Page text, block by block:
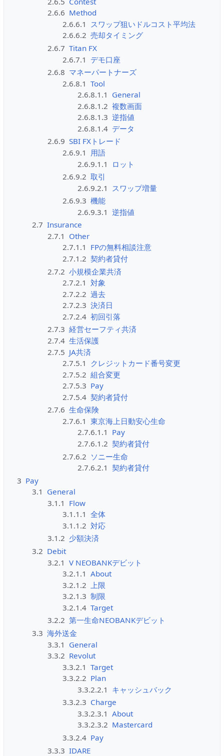
2.6.6 Method
2.6.6.1
スワップ狙いドルコスト平均法
2.6.6.2 売却タイミング
2.6.7 Titan FX
2.6.7.1 デモ口座
2.6.8 マネーパートナーズ
2.6.8.1 Tool
2.6.8.1.1 General
2.6.8.1.2 複数画面
2.6.8.1.3 逆指値
2.6.8.1.4 データ
2.6.9 SBI FXトレード
2.6.9.1
用語
2.6.9.1.1
ロット
2.6.9.2 取引
2.6.9.2.1
スワップ増量
2.6.9.3 機能
2.6.9.3.1 逆指値
2.7 Insurance
2.7.1 Other
2.7.1.1 FPの無料相談注意
2.7.1.2 契約者貸付
2.7.2 小規模企業共済
2.7.2.1 対象
2.7.2.2 過去
2.7.2.3 決済日
2.7.2.4 初回引落
2.7.3 経営セーフティ共済
2.7.4 生活保護
2.7.5 JA共済
2.7.5.1
クレジットカード番号変更
2.7.5.2 組合変更
2.7.5.3 Pay
2.7.5.4 契約者貸付
2.7.6 生命保険
2.7.6.1 東京海上日動安心生命
2.7.6.1.1 Pay
2.7.6.1.2 契約者貸付
2.7.6.2 ソニー生命
2.7.6.2.1 契約者貸付
3 Pay
3.1 General
3.1.1 Flow
3.1.1.1 全体
3.1.1.2 対応
3.1.2 少額決済
3.2 Debit
3.2.1 V NEOBANKデビット
3.2.1.1 About
3.2.1.2
上限
3.2.1.3 制限
3.2.1.4 Target
3.2.2 第一生命NEOBANKデビット
3.3 海外送金
3.3.1 General
3.3.2 Revolut
3.3.2.1 Target
3.3.2.2 Plan
3.3.2.2.1 キャッシュバック
3.3.2.3 Charge
3.3.2.3.1 About
3.3.2.3.2 Mastercard
3.3.2.4 Pay
3.3.3 IDARE